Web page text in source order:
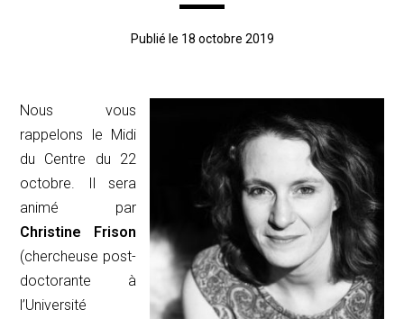
Publié le 18 octobre 2019
Nous vous
rappelons le Midi
du Centre du 22
octobre. Il sera
animé par
Christine Frison
(chercheuse post-
doctorante à
l’Université